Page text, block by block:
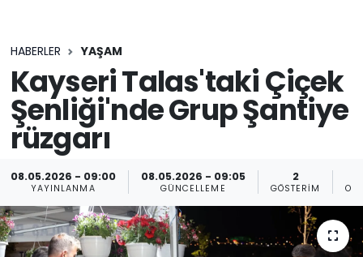
HABERLER YAŞAM
Kayseri Talas'taki Çiçek
Şenliği'nde Grup Şantiye
rüzgarı
08.05.2026 - 09:00
YAYINLANMA
08.05.2026 - 09:05
GÜNCELLEME
2
GÖSTERIM
Son Dakika Haberleri
Haber Arşivi